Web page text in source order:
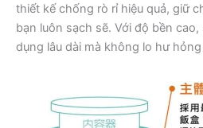
thiết kế chống rò rỉ hiệu quả, giữ
bạn luôn sạch sẽ. Với độ bền
dụng lâu dài mà không lo hư